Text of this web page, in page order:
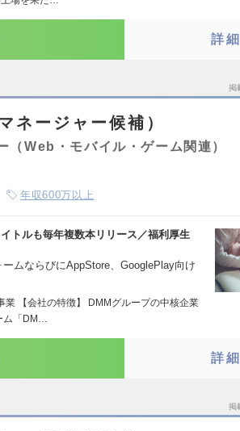
詳
掲
ネージャー候補）
（Web・モバイル・ゲーム関連）
年収600万以上
トルも毎年複数本リリース／福利厚生
ムならびにAppStore、GooglePlay向け
業 【会社の特徴】 DMMグループの中核企業
ム「DM…
詳
掲